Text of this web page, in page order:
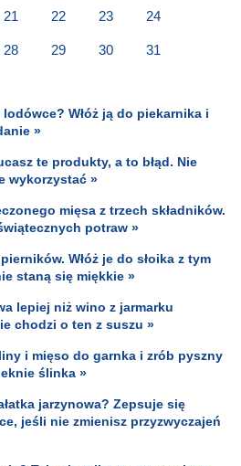
21 22 23 24
28 29 30 31
Włóż ją do piekarnika i
»
te produkty, a to błąd. Nie
wykorzystać »
mięsa z trzech składników.
potraw »
Włóż je do słoika z tym
staną się miękkie »
lepiej niż wino z jarmarku
chodzi o ten z suszu »
i mięso do garnka i zrób pyszny
ślinka »
jarzynowa? Zepsuje się
jeśli nie zmienisz przyzwyczajeń